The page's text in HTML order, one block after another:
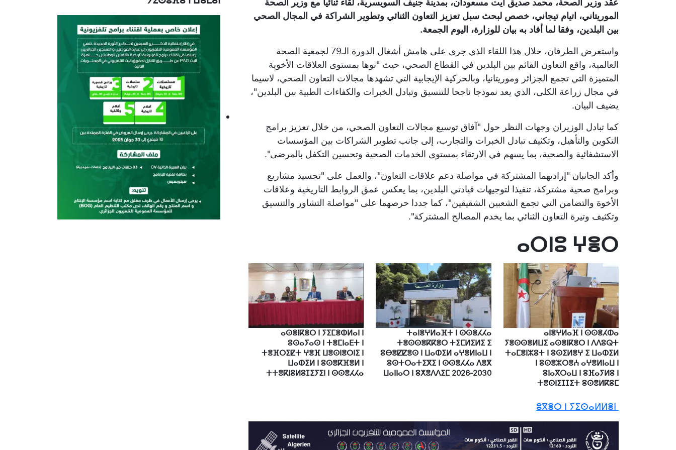
الموريتاني، اتيام تيجاني، خصص لبحث سبل تعزيز التعاون الثنائي وتطوير الشراكة في المجال الصحي
بين البلدين، وفقا لما أفاد به بيان للوزارة، اليوم الجمعة.
واستعرض الطرفان، خلال هذا اللقاء الذي جرى على هامش أشغال الدورة الـ79 لجمعية الصحة
العالمية، واقع التعاون القائم بين البلدين في القطاع الصحي، حيث "نوها بمستوى العلاقات الأخوية
المتميزة التي تجمع الجزائر وموريتانيا، وبالحركية الإيجابية التي تشهدها مجالات التعاون الصحي، لاسيما
في مجال زراعة الكلى، الذي يعد نموذجا ناجحا للتنسيق وتبادل الخبرات والكفاءات الطبية بين البلدين"،
يضيف البيان.
كما تبادل الوزيران وجهات النظر حول "آفاق توسيع مجالات التعاون الصحي، من خلال تعزيز برامج
التكوين والتأهيل، وتكثيف تبادل الخبرات والتجارب، إلى جانب تطوير الشراكات بين المؤسسات
الاستشفائية والصحية، بما يسهم في الارتقاء بمستوى الخدمات الصحية وتحسين التكفل بالمرضى".
وأكد الجانبان "إرادتهما المشتركة في مواصلة دعم علاقات التعاون"، والعمل على "تجسيد مشاريع
وبرامج صحية مشتركة، تنفيذا لتوجيهات قيادتي البلدين، بما يعكس عمق الروابط التاريخية وعلاقات
الأخوة والتضامن التي تجمع الشعبين الشقيقين"، كما جددا حرصهما على "مواصلة التشاور والتنسيق
وتكثيف وتيرة التعاون الثنائي بما يخدم المصالح المشتركة".
ⴰⵔⵏⵓ ⵖⴻⵔ
ⴰⵏⴻⵖⵍⴰⴼ ⵏ ⵙⵙⴻⵃⵀⴰ
ⵢⴻⵙⵙⴻⵍⵡⵉ ⴰⵙⴻⵏⴽⴻⵔ ⵏ ⴷⴷⵓⵕⵜ
ⵜⴰⵎⴻⵏⵣⵓⵜ ⵏ ⵓⵙⵉⵍⴻⵖ ⵉ ⵡⴰⵀⵉⵍ
ⵏ ⵓⵙⴻⵣⵔⴻⵄ ⴰⵖⴻⵍⵏⴰⵡ ⵏ
ⵓⵏⴰⴳⵔⴰⵡ ⵏ ⵓⴼⴰⵢⵍⵓ ⵏ
ⵜⴻⵙⵏⵉⵊⵊⵉⵜ ⵓⵙⴻⵍⴽⵓⵎ
ⵜⴰⵏⴻⵖⵍⴰⴼⵜ ⵏ ⵙⵙⴻⵃⵃⴰ
ⵜⴻⵙⵙⴻⴽⴽⴻⵔ ⵜⵉⵎⵍⵉⵍⵉ ⵉ
ⵓⴱⴻⵇⵇⴻⵙ ⵏ ⵡⴰⵀⵉⵍ ⴰⵖⴻⵍⵏⴰⵡ ⵏ
ⵓⵙⵜⵔⴰⵜⵉⴳⵉ ⵏ ⵙⵙⴻⵃⵃⴰ ⴷⴻⴳ
ⵡⴰⵏⵏⴰⵔ ⵏ ⵓⵅⴻⴷⴷⵉⵎ 2026-2030
ⴰⵙⴻⵏⴽⴻⵔ ⵏ ⵢⵉⵎⴻⵀⵍⴰⵏ ⵏ
ⵓⵙⴰⵢⴰⵙ ⵏ ⵜⴻⵎⵏⴰⴹⵜ ⵏ
ⵜⴻⴼⵔⵉⵇⵜ ⵖⴻⴼ ⵡⴻⵙⵏⴻⵔⵏⵉ ⵏ
ⵡⴰⵀⵉⵍ ⵏ ⵓⵙⴻⴽⴼⴻⵍ ⵏ
ⵜⵜⴻⴽⵏⵓⵍⵓⵊⵉⵢⵉⵏ ⵏ ⵙⵙⴻⵃⵃⴰ